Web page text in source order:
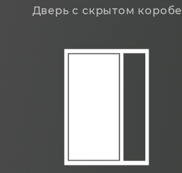
Дверь с скрытом коробе